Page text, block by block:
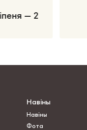
– 2
Навіны
Навіны
Фота